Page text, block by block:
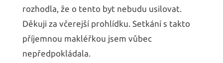
rozhodla, že o tento byt nebudu usilovat.
Děkuji za včerejší prohlídku. Setkání s takto
příjemnou makléřkou jsem vůbec
nepředpokládala.